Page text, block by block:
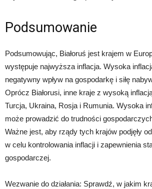
Podsumowanie
Podsumowując, Białoruś jest krajem w
występuje najwyższa inflacja. Wysoka
negatywny wpływ na gospodarkę i siłę
Oprócz Białorusi, inne kraje z wysoką
Turcja, Ukraina, Rosja i Rumunia. Wysoka
może prowadzić do trudności
Ważne jest, aby rządy tych krajów podjęły
w celu kontrolowania inflacji i zapewnienia
gospodarczej.
Wezwanie do działania: Sprawdź, w jakim